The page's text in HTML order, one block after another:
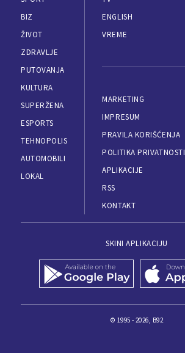
BIZ
ŽIVOT
ZDRAVLJE
PUTOVANJA
KULTURA
SUPERŽENA
ESPORTS
TEHNOPOLIS
AUTOMOBILI
LOKAL
ENGLISH
VREME
MARKETING
IMPRESUM
PRAVILA KORIŠĆENJA
POLITIKA PRIVATNOSTI
APLIKACIJE
RSS
KONTAKT
SKINI APLIKACIJU
© 1995 - 2026, B92